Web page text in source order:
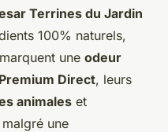
Terrines du Jardin
100% naturels,
une odeur
Direct, leurs
animales et
une